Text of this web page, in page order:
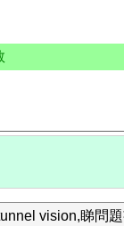
vision,睇問